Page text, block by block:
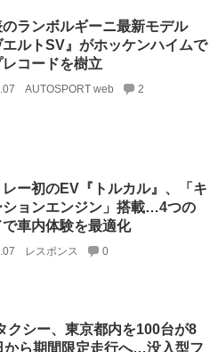
ランボルギーニ最新モデル
エルトSV』がホッケンハイムで
コードを樹立
AUTOSPORT web 2
ー初のEV『トルカル』、「キ
ションエンジン」搭載…4つの
で車内体験を最適化
レスポンス 0
クシー、東京都内を100台が8
から期間限定走行へ…没入型フ